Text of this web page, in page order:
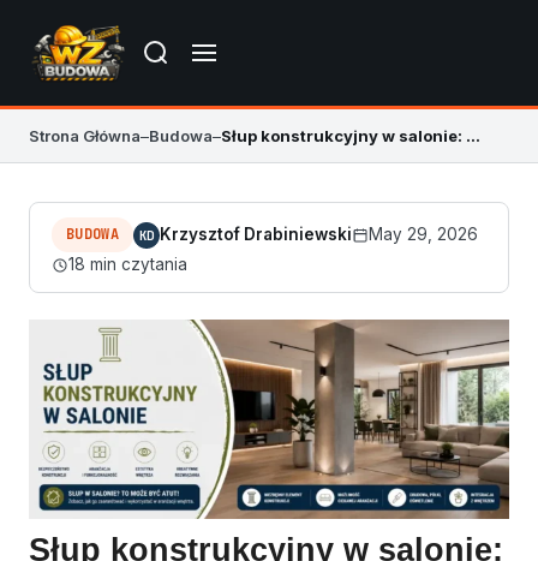
Strona Główna–Budowa– Słup konstrukcyjny w salonie: aranżacja i zasady
BUDOWA KD Krzysztof Drabiniewski
May 29, 2026
18 min czytania
Słup konstrukcyjny w salonie: